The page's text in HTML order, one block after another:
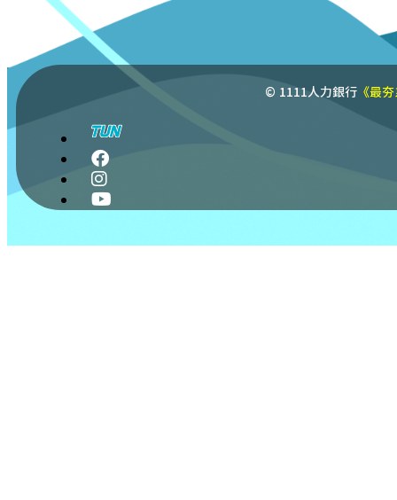
© 1111人力銀行 《最